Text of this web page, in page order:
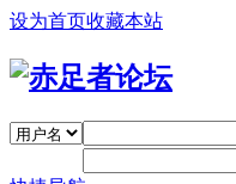
设为首页收藏本站